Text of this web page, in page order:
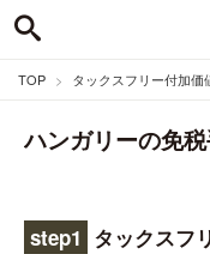
TOP タックスフリー付加
ハンガリーの免
step1 タックスフ